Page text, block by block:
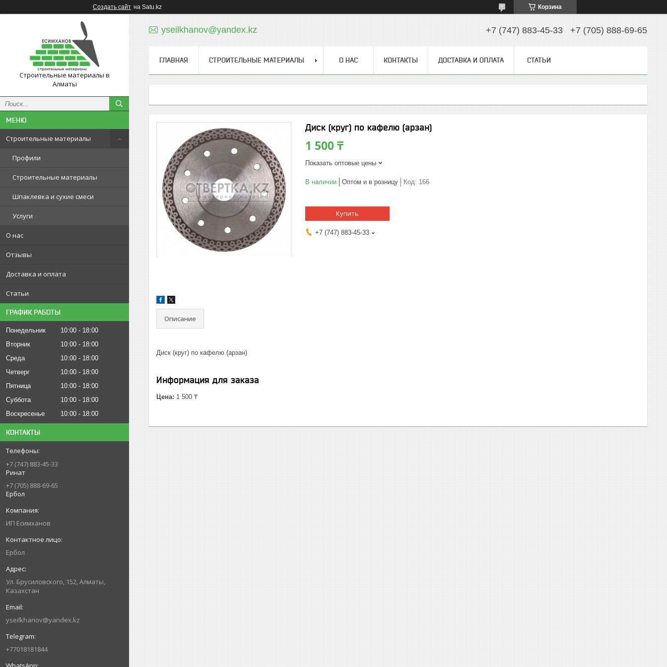
Создать сайт на Satu.kz Корзина
Строительные материалы в
Алматы
Строительные материалы
Профили
Строительные материалы
Шпаклевка и сухие смеси
Услуги
О нас
Отзывы
Доставка и оплата
Статьи
ГРАФИК РАБОТЫ
Понедельник 10:00
18:00
Вторник
10:00
18:00
Среда
10:00
18:00
Четверг
10:00
18:00
Пятница
10:00
18:00
Суббота
10:00
18:00
Воскресенье
10:00 18:00
КОНТАКТЫ
+7 (747) 883-45-33
Ринат
+7 (705) 888-69-65
Ербол
ИП Есимxанов
Ербол
Ул. Брусиловского, 152, Алматы,
Казахстан
yseilkhanov@yandex.kz
+77018181844
yseilkhanov@yandex.kz +7 (747) 883-45-33 +7 (705) 888-69-65
ГЛАВНАЯ СТРОИТЕЛЬНЫЕ МАТЕРИАЛЫ О НАС КОНТАКТЫ ДОСТАВКА И ОПЛАТА СТАТЬИ
Диск (круг) по кафелю (арзан)
1 500 ₸
Показать оптовые цены
В наличии Оптом и в розницу Код: 166
Купить
+7 (747) 883-45-33
Описание
Диск (круг) по кафелю (арзан)
Информация для заказа
Цена: 1 500 ₸